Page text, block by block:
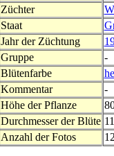
Züchter
Staat
Jahr der Züchtung
Gruppe
-
Blütenfarbe
Kommentar
-
Höhe der Pflanze
Durchmesser der Blüte
Anzahl der Fotos
12